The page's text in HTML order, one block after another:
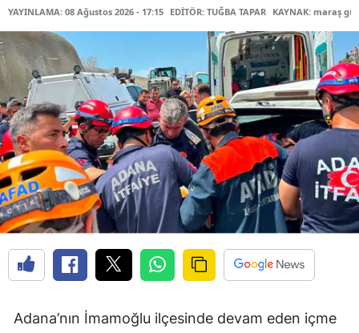
YAYINLAMA: 08 Ağustos 2026 - 17:15 EDİTÖR: TUĞBA TAPAR KAYNAK: maraş
Adana’nın İmamoğlu ilçesinde devam eden içme